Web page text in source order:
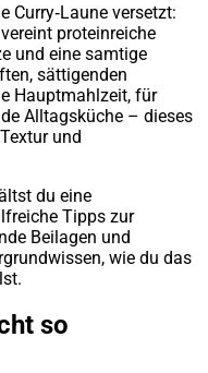
Curry‑Laune versetzt:
vereint proteinreiche
und eine samtige
sättigenden
Hauptmahlzeit, für
Alltagsküche – dieses
und
du eine
Tipps zur
Beilagen und
wie du das
so